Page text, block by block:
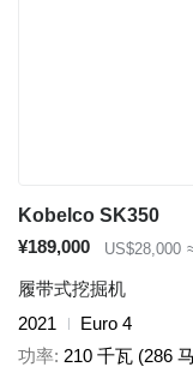
Kobelco SK350
¥189,000
US$28,000
履带式挖掘机
2021
Euro 4
功率 210 千瓦 (286